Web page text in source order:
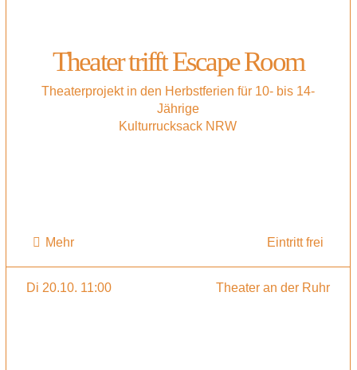
Theater trifft Escape Room
Theaterprojekt in den Herbstferien für 10- bis 14-
Jährige
Kulturrucksack NRW
Mehr Eintritt frei
Di 20.10. 11:00 Theater an der Ruhr